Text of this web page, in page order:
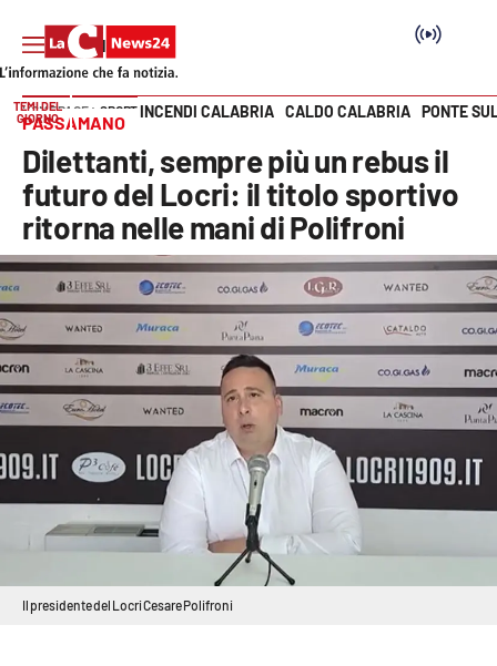
SEZIONI
Cronaca
Politica
Attualità
Economia e lavoro
Italia Mondo
Vai
TEMI DEL
GIORNO
INCENDI CALABRIA CALDO CALABRIA PONTE
HOME PAGE SPORT
PASSAMANO
Dilettanti, sempre più un rebus il
futuro del Locri: il titolo sportivo
ritorna nelle mani di Polifroni
Il presidente del Locri Cesare Polifroni